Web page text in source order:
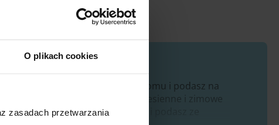
O plikach cookies
zasadach przetwarzania
z łatwością przygotujesz w domu i podasz na
to obowiązkowy przepis na jesienne i zimowe
przygotujesz przez cały rok i podasz ze